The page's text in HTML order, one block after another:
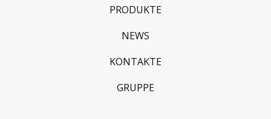
PRODUKTE
NEWS
KONTAKTE
GRUPPE